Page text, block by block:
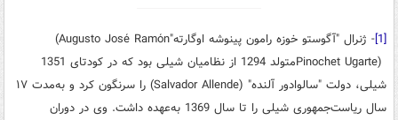
[1]- ژنرال "آگوستو خوزه رامون پینوشه اوگارته"(Augusto José Ramón
Pinochet Ugarte)
متولد 1294 از نظامیان شیلی بود که در کودتای 1351
شیلی، دولت "سالوادور آلنده" (Salvador Allende)
را سرنگون کرد و به‌مدت ۱۷
سال ریاست‌جمهوری شیلی را تا سال 1369 به‌عهده داشت
. وی در دوران